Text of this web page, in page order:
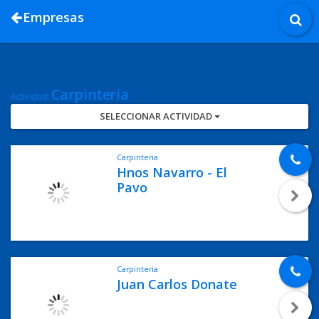
Empresas
Actividad: Carpinteria
SELECCIONAR ACTIVIDAD
Carpinteria
Hnos Navarro - El
Pavo
Carpinteria
Juan Carlos Donate